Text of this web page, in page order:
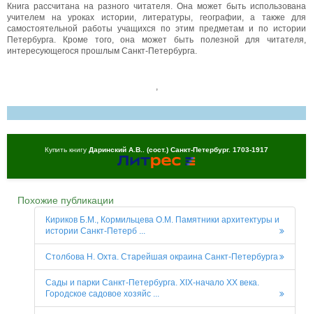
Книга рассчитана на разного читателя. Она может быть использована
учителем на уроках истории, литературы, географии, а также для
самостоятельной работы учащихся по этим предметам и по истории
Петербурга. Кроме того, она может быть полезной для читателя,
интересующегося прошлым Санкт-Петербурга.
,
Купить книгу Даринский А.В.. (сост.) Санкт-Петербург. 1703-1917
Похожие публикации
Кириков Б.М., Кормильцева О.М. Памятники архитектуры и
истории Санкт-Петерб ...
Столбова Н. Охта. Старейшая окраина Санкт-Петербурга
Сады и парки Санкт-Петербурга. XIX-начало XX века.
Городское садовое хозяйс ...